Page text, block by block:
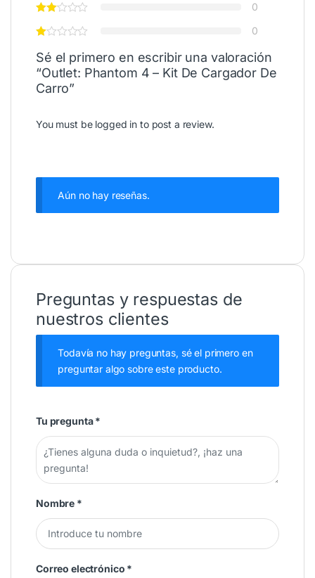
0
0
Sé el primero en escribir una valoración
“Outlet: Phantom 4 – Kit De Cargador De
Carro”
You must be logged in to post a review.
Aún no hay reseñas.
Preguntas y respuestas de
nuestros clientes
Todavía no hay preguntas, sé el primero en
preguntar algo sobre este producto.
Tu pregunta*
Nombre *
Correo electrónico *